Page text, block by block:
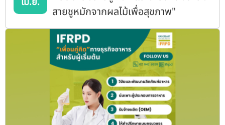
สายชูหมักจากผลไม้เพื่อสุขภาพ"